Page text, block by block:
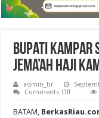
Bupati Kampar
Jema’ah Haji
admin_br
Comments Offon
Kampar
Sambut
BATAM,